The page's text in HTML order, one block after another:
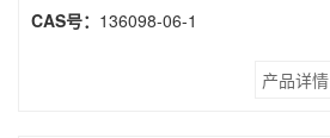
CAS号： 136098-06-1
产品详情